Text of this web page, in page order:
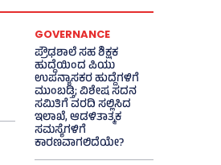
GOVERNANCE
ಪ್ರೌಢಶಾಲೆ ಸಹ ಶಿಕ್ಷಕ
ಹುದ್ದೆಯಿಂದ ಪಿಯು
ಉಪನ್ಯಾಸಕರ ಹುದ್ದೆಗಳಿಗೆ
ಮುಂಬಡ್ತಿ; ವಿಶೇಷ ಸದನ
ಸಮಿತಿಗೆ ವರದಿ ಸಲ್ಲಿಸಿದ
ಇಲಾಖೆ, ಆಡಳಿತಾತ್ಮಕ
ಸಮಸ್ಯೆಗಳಿಗೆ
ಕಾರಣವಾಗಲಿದೆಯೇ?